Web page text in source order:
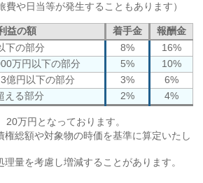
費や日当等が発生することもあります）
益の額 着手金
報酬金
下の部分
8%
16%
万円以下の部分
5%
10%
億円以下の部分
3%
6%
える部分
2% 4%
万円となっております。
総額や対象物の時価を基準に算定いたし
量を考慮し増減することがあります。